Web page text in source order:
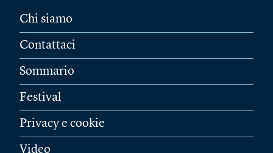
Chi siamo
Contattaci
Sommario
Festival
Privacy e cookie
Video